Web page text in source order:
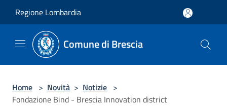
Regione Lombardia
Comune di Brescia
Home > Novità > Notizie >
Fondazione Bind - Brescia Innovation district